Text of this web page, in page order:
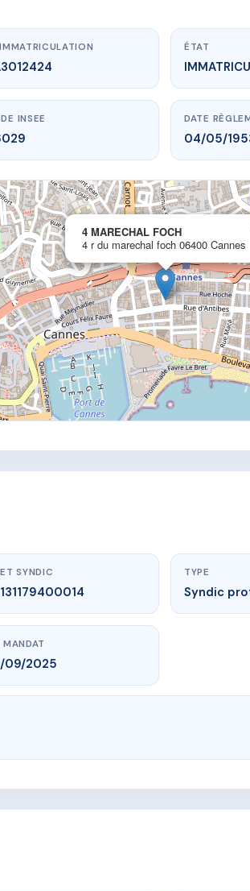
AA3012424
FOCH
foch06400 Cannes
ÉTAT
INSEE DATE
04/05/
4 MARECHAL FOCH
4 r du marechal foch 06400 Cannes
SYNDIC TYPE
Syndic
MANDAT
09/2025